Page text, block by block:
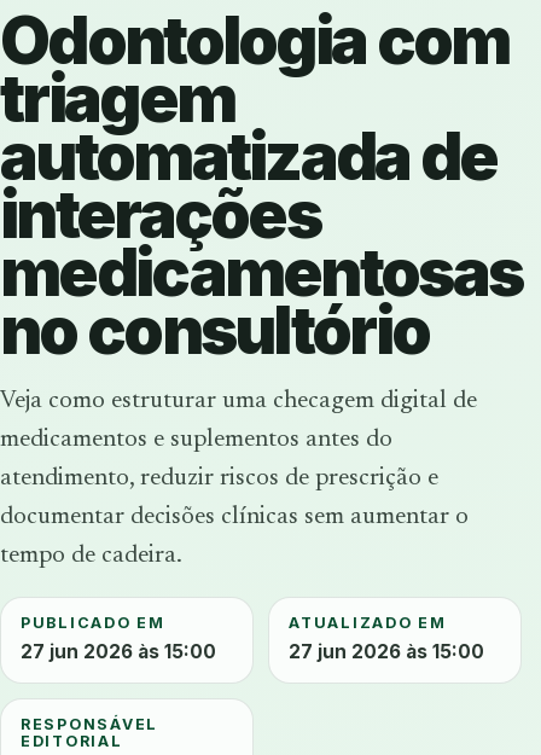
Odontologia com
triagem
automatizada de
interações
medicamentosas
no consultório
Veja como estruturar uma checagem digital de
medicamentos e suplementos antes do
atendimento, reduzir riscos de prescrição e
documentar decisões clínicas sem aumentar o
tempo de cadeira.
PUBLICADO EM
27 jun 2026 às 15:00
ATUALIZADO EM
27 jun 2026 às 15:00
RESPONSÁVEL
EDITORIAL